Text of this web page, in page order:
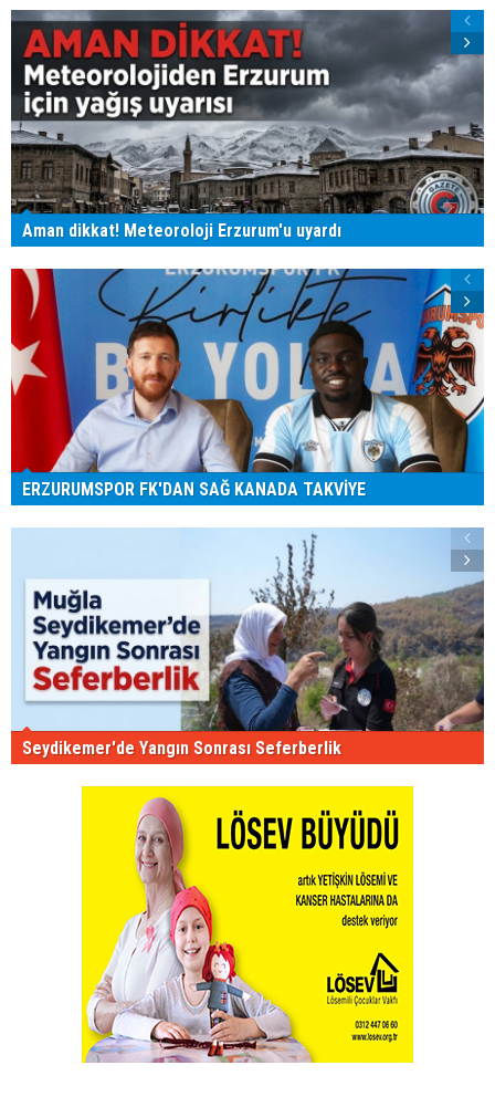
Aman dikkat! Meteoroloji Erzurum'u uyardı
ERZURUMSPOR FK'DAN SAĞ KANADA TAKVİYE
Seydikemer'de Yangın Sonrası Seferberlik